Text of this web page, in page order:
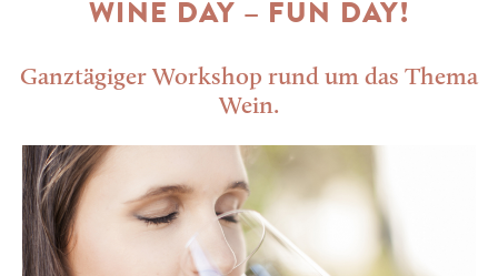
WINE DAY – FUN DAY!
Ganztägiger Workshop rund um das Thema
Wein.